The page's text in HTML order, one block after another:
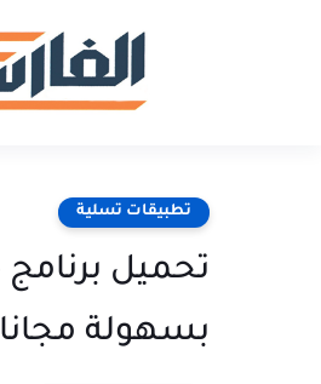
تطبيقات تسلية
بسهولة مجانا